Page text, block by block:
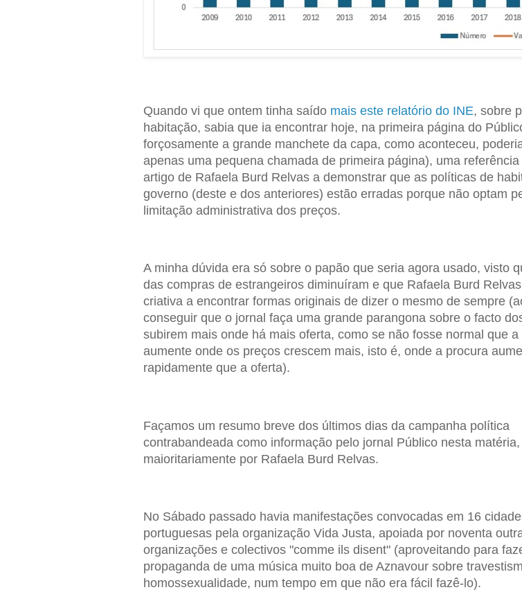
Quando vi que ontem tinha saído mais este relatório do INE, sobre
habitação, sabia que ia encontrar hoje, na primeira página do
forçosamente a grande manchete da capa, como aconteceu,
apenas uma pequena chamada de primeira página), uma
artigo de Rafaela Burd Relvas a demonstrar que as políticas de
governo (deste e dos anteriores) estão erradas porque não optam
limitação administrativa dos preços.
A minha dúvida era só sobre o papão que seria agora usado, visto
das compras de estrangeiros diminuíram e que Rafaela Burd
criativa a encontrar formas originais de dizer o mesmo de sempre
conseguir que o jornal faça uma grande parangona sobre o facto
subirem mais onde há mais oferta, como se não fosse normal que a
aumente onde os preços crescem mais, isto é, onde a procura
rapidamente que a oferta).
Façamos um resumo breve dos últimos dias da campanha política
contrabandeada como informação pelo jornal Público nesta matéria,
maioritariamente por Rafaela Burd Relvas.
No Sábado passado havia manifestações convocadas em 16
portuguesas pela organização Vida Justa, apoiada por noventa
organizações e colectivos "comme ils disent" (aproveitando para
propaganda de uma música muito boa de Aznavour sobre
homossexualidade, num tempo em que não era fácil fazê-lo).